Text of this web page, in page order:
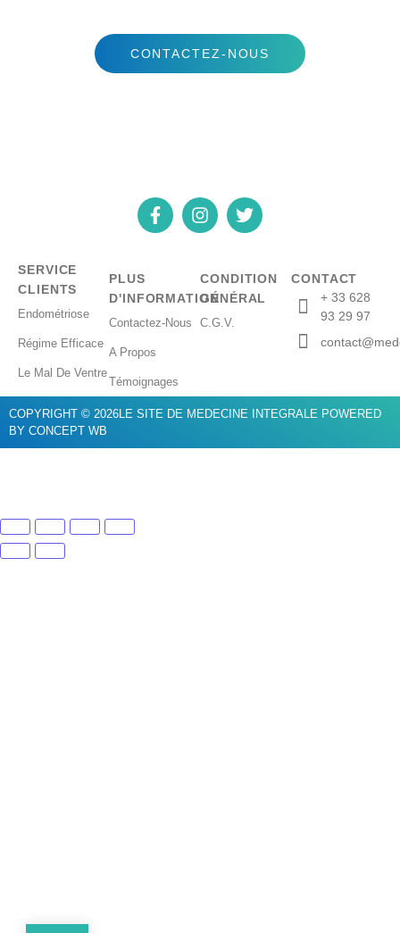
CONTACTEZ-NOUS
SERVICE
CLIENTS
Endométriose
Régime Efficace
Le Mal De Ventre
PLUS
D'INFORMATION
Contactez-Nous
A Propos
Témoignages
CONDITION
GÉNÉRAL
C.G.V.
CONTACT
+ 33 628
93 29 97
COPYRIGHT © 2026LE SITE DE MEDECINE INTEGRALE POWERED
BY CONCEPT WB